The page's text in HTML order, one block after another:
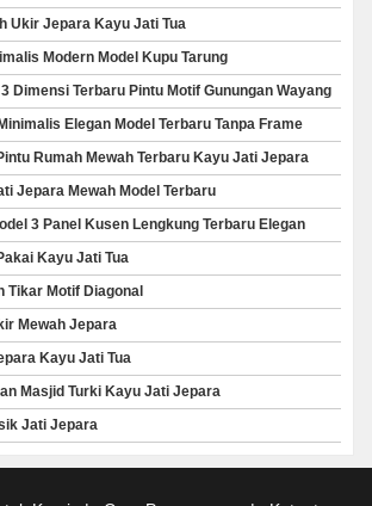
Ukir Jepara Kayu Jati Tua
Modern Model Kupu Tarung
Dimensi Terbaru Pintu Motif Gunungan Wayang
Elegan Model Terbaru Tanpa Frame
Rumah Mewah Terbaru Kayu Jati Jepara
Jepara Mewah Model Terbaru
3 Panel Kusen Lengkung Terbaru Elegan
Kayu Jati Tua
Tikar Motif Diagonal
Mewah Jepara
Kayu Jati Tua
Masjid Turki Kayu Jati Jepara
Jati Jepara